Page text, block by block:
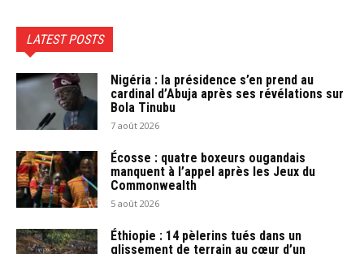
LATEST POSTS
Nigéria : la présidence s’en prend au
cardinal d’Abuja après ses révélations sur
Bola Tinubu
7 août 2026
Écosse : quatre boxeurs ougandais
manquent à l’appel après les Jeux du
Commonwealth
5 août 2026
Éthiopie : 14 pèlerins tués dans un
glissement de terrain au cœur d’un